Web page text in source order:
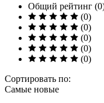
Общий рейтинг
(0)
(0)
(0)
(0)
(0)
Сортировать по:
Самые новые